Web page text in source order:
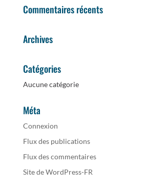
Commentaires récents
Archives
Catégories
Aucune catégorie
Méta
Connexion
Flux des publications
Flux des commentaires
Site de WordPress-FR